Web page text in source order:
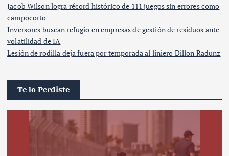
Jacob Wilson logra récord histórico de 111 juegos sin errores como
campocorto
Inversores buscan refugio en empresas de gestión de residuos ante
volatilidad de IA
Lesión de rodilla deja fuera por temporada al liniero Dillon Radunz
Te lo Perdiste